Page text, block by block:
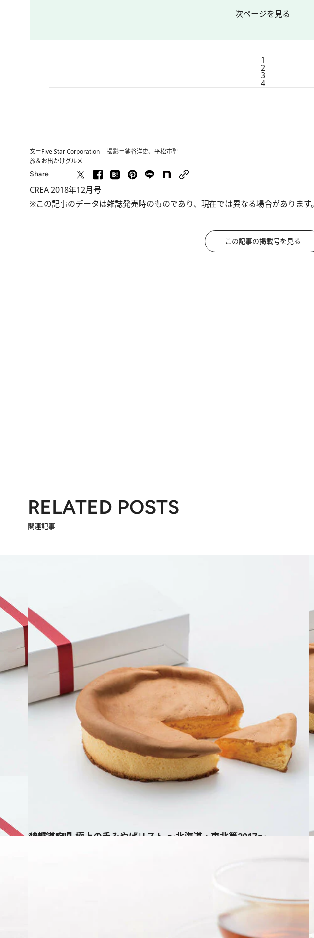
次ページを見る
1
2
3
4
文＝Five Star Corporation 撮影＝釜谷洋史、平松市聖
旅＆お出かけグルメ
Share
CREA 2018年12月号
※この記事のデータは雑誌発売時のものであり、現在では異なる場合があります。
この記事の掲載号を見る
RELATED POSTS
関連記事
2017.11.13
47都道府県 極上の手みやげリスト ～北海道・東北篇2017～
グルメ